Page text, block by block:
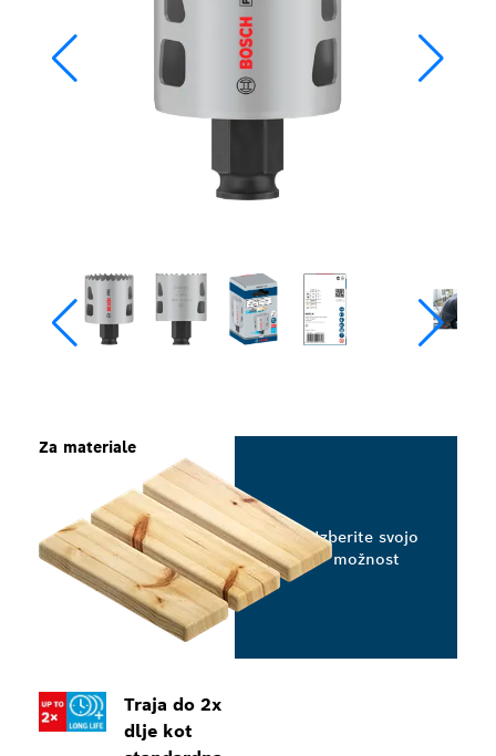
Traja do 2x
dlje kot
Za materiale
Izberite svojo
možnost